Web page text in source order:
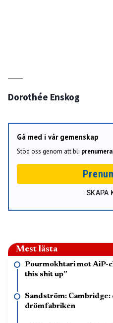
Dorothée Enskog
Gå med i vår gemenskap
Stöd oss genom att bli
SKAPA
Mest lästa
Pourmokhtari mot AiP-
this shit up”
Sandström: Cambridge:
drömfabriken